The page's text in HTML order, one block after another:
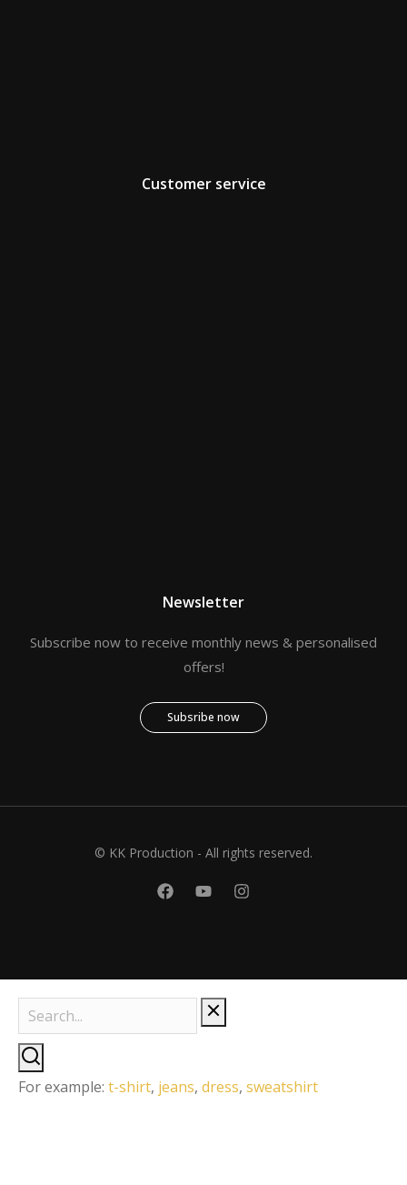
Customer service
Newsletter
Subscribe now to receive monthly news & personalised
offers!
Subsribe now
© KK Production - All rights reserved.
For example: t-shirt, jeans, dress, sweatshirt